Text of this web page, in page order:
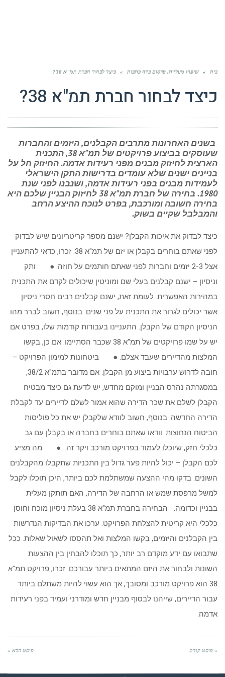
בית » שיפוץ מעליות, פרסום בדף כתבות » כיצד לבחור חברת תמ"א 38?
כיצד לבחור חברת תמ"א 38?
בשנים האחרונות מתרבים הקבלנים, היזמים והחברות
שעוסקים בביצוע פרויקטים של תמ"א 38, התכנית
הארצית לחיזוק מבנים מפני רעידות אדמה. החיזוק חל על
בניינים ישנים שלא עומדים בדרישות התקן הישראלי
לעמידות מבנים בפני רעידות אדמה, ושנבנו לפני שנת
1980. בחירה של חברת תמ"א 38 לחיזוק הבניין שלכם היא
בחירה חשובה ומורכבת, בפרט לנוכח ההיצע הרחב
והמבלבל שקיים בשוק.
כיצד לבדוק את איכות הקבלן? ישנם מספר קריטריונים שיש לבדוק
לפני שאתם בוחרים בקבלן או יזם של תמ"א 38. זכרו, כדאי להתעניין
אצל 2-3 יזמים וחברות לפני שאתם חותמים על חוזה. ● ותק
וניסיון – ישנם קבלנים בעלי שם ומוניטין שיכולים לקדם את התכנית
במהירות האפשרית. לעומת זאת, ישנם קבלנים רבים חסרי ניסיון
אשר יכולים לגרור את התכנית על פני שנים. בנוסף, חשוב לברר מהו
הניסיון הקודם של הקבלן. התעניינו בעבודות קודמות שלו, בפרט אם
יש על שמו פרויקטים של תמ"א 38 שכבר הסתיימו. אם כן, בקשו
המלצות מהדיירים שעבד אצלם. ● ביטחונות למימון הפרויקט –
חובה לדרוש ערבויות ביצוע מן הקבלן. אם מדובר בתמ"א 38/2,
במסגרתה נהרס הבניין ומוקם מחדש, יש לדעת גם כיצד מבטיח
הקבלן לשלם את שכר הדירה שהוא אמור לשלם לדיירים עד לקבלת
הדירה החדשה. בנוסף, חשוב לוודא שלקבלן יש את כל פוליסות
הביטוח הנחוצות. וודאו שאתם בוחרים בחברה או בקבלן עם גב
כלכלי חזק, שיוכלו לעמוד בפרויקט מורכב ויקר זה. ● מה מציע
לכם הקבלן – יכול להיות פער גדול בין התכניות שתקבלו מהקבלנים
השונים. בדקו מהי ההצעה שמשתלמת לכם ביותר, היכן תוכלו לקבל
למשל מרפסת שמש או הרחבה של הדירה, האם תותקן מעלית
בבניין וכדומה. הבחירה בחברת תמ"א 38 בעלת ניסיון מוכח וחוסן
כלכלי היא קריטית להצלחת הפרויקט. ערכו את הבדיקות הנדרשות
בין הקבלנים והיזמים, בקשו המלצות ואל תהססו לשאול שאלות. ככל
שתבואו עם ידע מוקדם רב יותר, כך תוכלו להבחין בין ההצעות
השונות ולבחור את היזם המתאים ביותר עבורכם. זכרו, פרויקט תמ"א
38 הוא פרויקט מורכב ומסובך, אך הוא עשוי להיות משתלם ביותר
עבור הדיירים, שייהנו לבסוף מבניין חדש ומודרני ועמיד בפני רעידות
אדמה.
« פוסט קודם פוסט הבא »